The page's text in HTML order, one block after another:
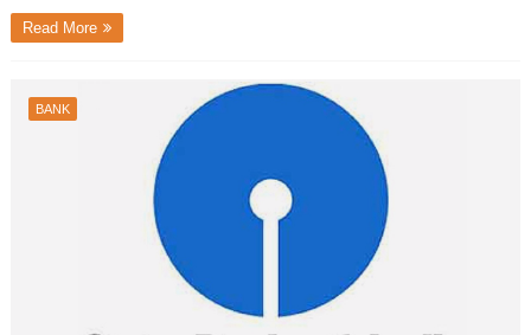
Read More
BANK